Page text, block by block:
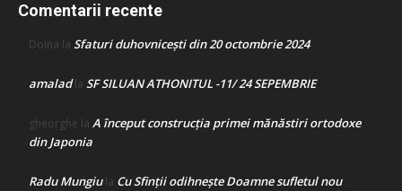
Comentarii recente
Doina la Sfaturi duhovnicești din 20 octombrie 2024
amaladla SF SILUAN ATHONITUL -11/ 24 SEPEMBRIE
gheorghe la A început construcţia primei mănăstiri ortodoxe
din Japonia
Radu Mungiula Cu Sfinții odihnește Doamne sufletul nou